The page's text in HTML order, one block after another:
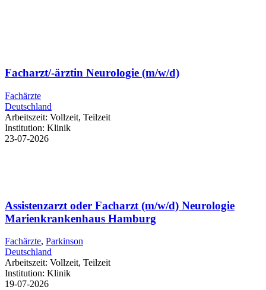
Facharzt/-ärztin Neurologie (m/w/d)
Fachärzte
Deutschland
Arbeitszeit: Vollzeit, Teilzeit
Institution: Klinik
23-07-2026
Assistenzarzt oder Facharzt (m/w/d) Neurologie
Marienkrankenhaus Hamburg
Fachärzte, Parkinson
Deutschland
Arbeitszeit: Vollzeit, Teilzeit
Institution: Klinik
19-07-2026